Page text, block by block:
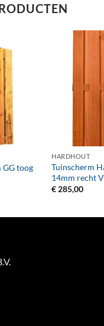
toog
HARDHOUT
Tuinscherm
14mm recht
€ 285,00